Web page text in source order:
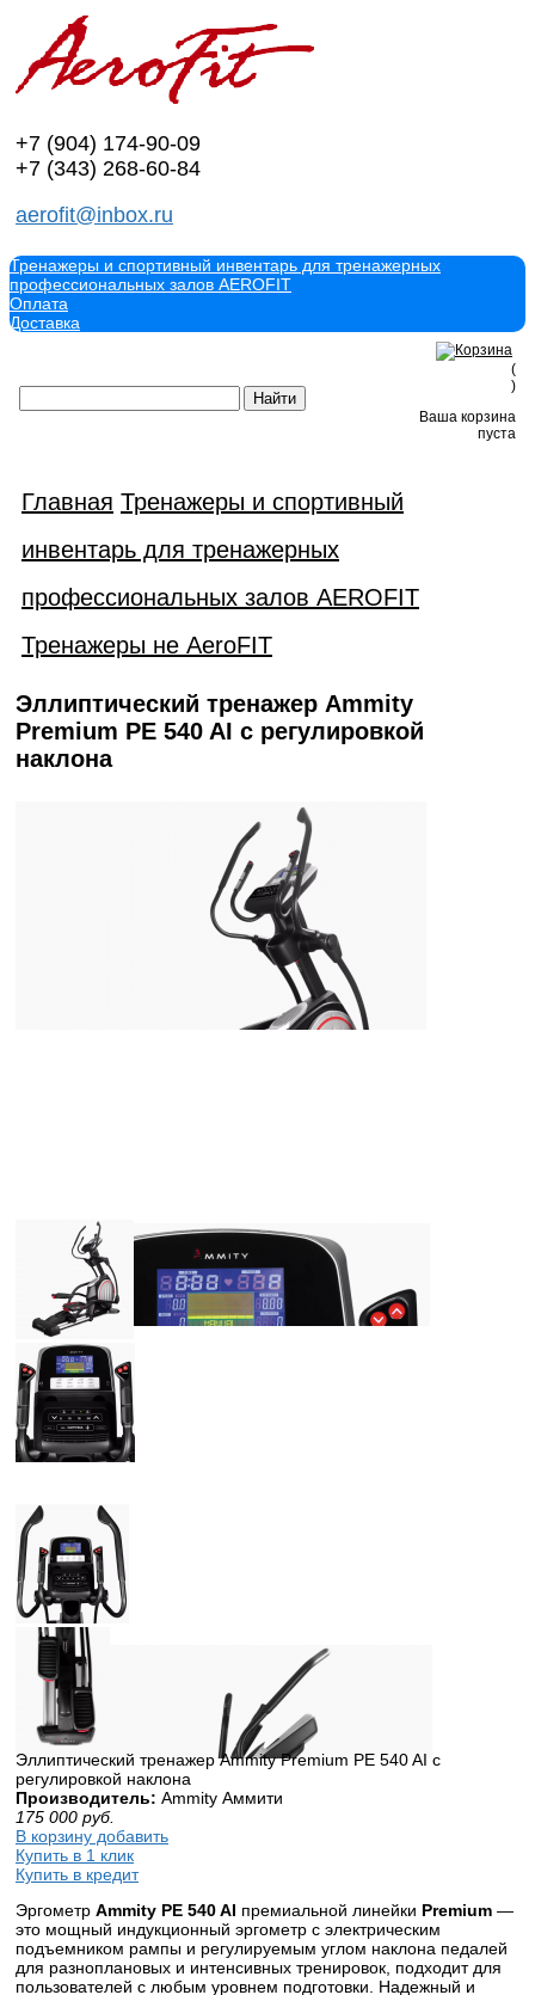
+7 (904) 174-90-09
+7 (343) 268-60-84
aerofit@inbox.ru
Тренажеры и спортивный инвентарь для тренажерных
профессиональных залов AEROFIT
Оплата
Доставка
(
)
Ваша корзина
пуста
Главная Тренажеры и спортивный
инвентарь для тренажерных
профессиональных залов AEROFIT
Тренажеры не AeroFIT
Эллиптический тренажер Ammity
Premium PE 540 AI с регулировкой
наклона
Эллиптический тренажер Ammity Premium PE 540 AI с
регулировкой наклона
Производитель: Ammity Аммити
175 000 руб.
В корзину добавить
Купить в 1 клик
Купить в кредит
Эргометр Ammity PE 540 AI премиальной линейки Premium —
это мощный индукционный эргометр с электрическим
подъемником рампы и регулируемым углом наклона педалей
для разноплановых и интенсивных тренировок, подходит для
пользователей с любым уровнем подготовки. Надежный и